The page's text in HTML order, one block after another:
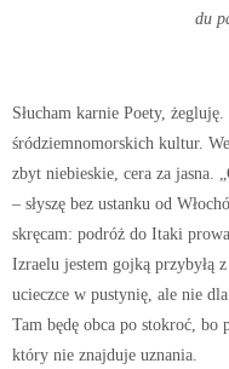
du
Słucham karnie Poety,
śródziemnomorskich kultur.
zbyt niebieskie, cera za jasna.
– słyszę bez ustanku od
skręcam: podróż do Itaki
Izraelu jestem gojką przybyłą
ucieczce w pustynię, ale nie
Tam będę obca po stokroć, bo
który nie znajduje uznania.